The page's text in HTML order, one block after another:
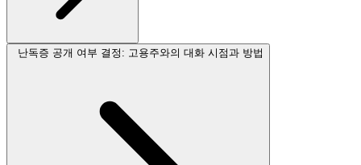
난독증 공개 여부 결정: 고용주와의 대화 시점과 방법